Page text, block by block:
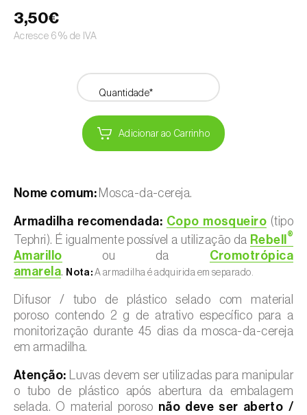
3,50€
Acresce 6% de IVA
Quantidade*
Adicionar ao Carrinho
Nome comum:Mosca-da-cereja.
Armadilha recomendada: Copo mosqueiro (tipo
Tephri). É igualmente possível a utilização da Rebell ®
Amarillo ou da Cromotrópica
amarela. Nota: A armadilha é adquirida em separado.
Difusor / tubo de plástico selado com material
poroso contendo 2 g de atrativo específico para a
monitorização durante 45 dias da mosca-da-cereja
em armadilha.
Atenção: Luvas devem ser utilizadas para manipular
o tubo de plástico após abertura da embalagem
selada. O material poroso não deve ser aberto /